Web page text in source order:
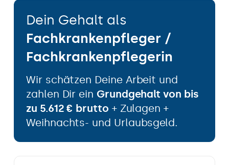
Dein Gehalt als
Fachkrankenpfleger /
Fachkrankenpflegerin
Wir schätzen Deine Arbeit und
zahlen Dir ein Grundgehalt von bis
zu 5.612 € brutto + Zulagen +
Weihnachts- und Urlaubsgeld.